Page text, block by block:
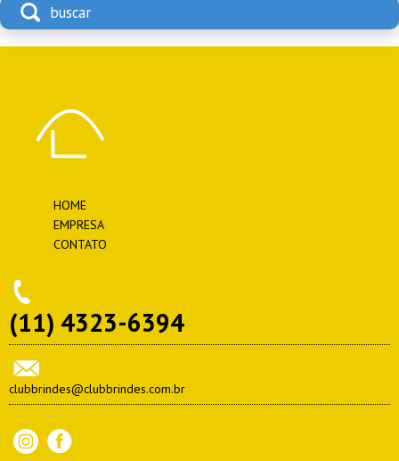
HOME
EMPRESA
CONTATO
(11) 4323-6394
clubbrindes@clubbrindes.com.br